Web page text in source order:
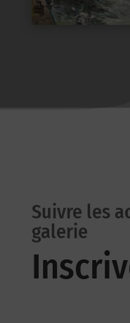
Suivre les
galerie